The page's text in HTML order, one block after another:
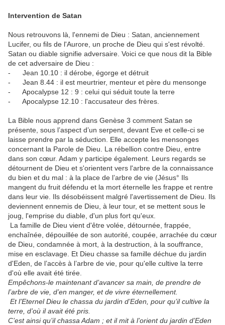
Intervention de Satan
Nous retrouvons là, l'ennemi de Dieu : Satan, anciennement
Lucifer, ou fils de l'Aurore, un proche de Dieu qui s'est révolté.
Satan ou diable signifie adversaire. Voici ce que nous dit la Bible
de cet adversaire de Dieu :
- Jean 10.10 : il dérobe, égorge et détruit
- Jean 8.44 : il est meurtrier, menteur et père du mensonge
- Apocalypse 12 : 9 : celui qui séduit toute la terre
- Apocalypse 12.10 : l'accusateur des frères.
La Bible nous apprend dans Genèse 3 comment Satan se
présente, sous l’aspect d’un serpent, devant Eve et celle-ci se
laisse prendre par la séduction. Elle accepte les mensonges
concernant la Parole de Dieu. La rébellion contre Dieu, entre
dans son cœur. Adam y participe également. Leurs regards se
détournent de Dieu et s'orientent vers l'arbre de la connaissance
du bien et du mal : à la place de l’arbre de vie (Jésus° Ils
mangent du fruit défendu et la mort éternelle les frappe et rentre
dans leur vie. Ils désobéissent malgré l'avertissement de Dieu. Ils
deviennent ennemis de Dieu, à leur tour, et se mettent sous le
joug, l'emprise du diable, d'un plus fort qu'eux.
La famille de Dieu vient d'être volée, détournée, frappée,
enchaînée, dépouillée de son autorité, coupée, arrachée du cœur
de Dieu, condamnée à mort, à la destruction, à la souffrance,
mise en esclavage. Et Dieu chasse sa famille déchue du jardin
d'Eden, de l’accès à l’arbre de vie, pour qu'elle cultive la terre
d'où elle avait été tirée.
Empêchons-le maintenant d’avancer sa main, de prendre de
l’arbre de vie, d’en manger, et de vivre éternellement.
Et l’Eternel Dieu le chassa du jardin d’Eden, pour qu’il cultive la
terre, d’où il avait été pris.
C’est ainsi qu’il chassa Adam ; et il mit à l’orient du jardin d’Eden